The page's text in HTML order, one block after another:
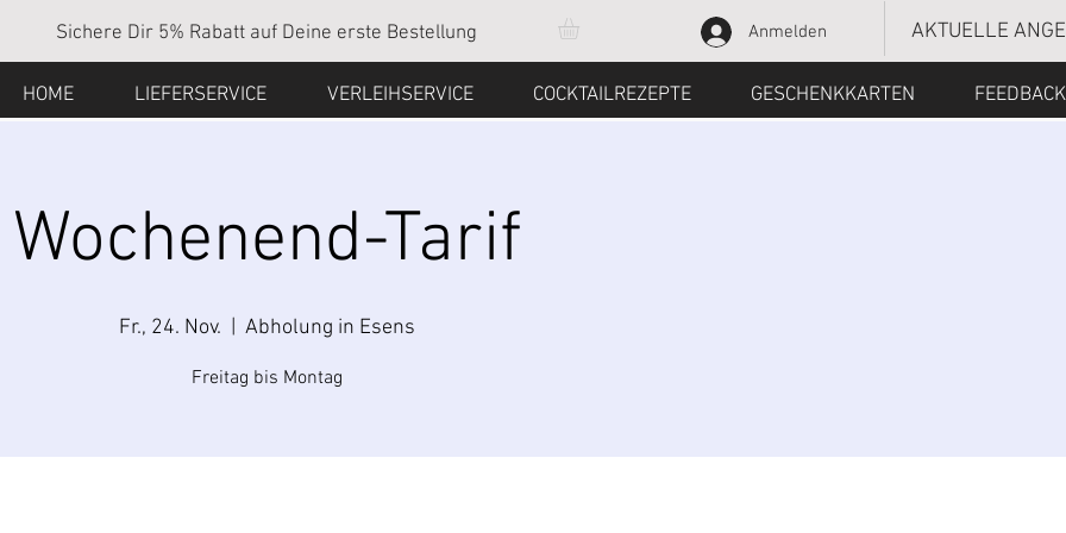
Sichere Dir 5% Rabatt auf Deine erste Bestellung Anmelden AKTUELLE
HOME LIEFERSERVICE VERLEIHSERVICE COCKTAILREZEPTE GESCHENKKARTEN FEEDBACK
Wochenend-Tarif
Fr., 24. Nov. Abholung in Esens
Freitag bis Montag